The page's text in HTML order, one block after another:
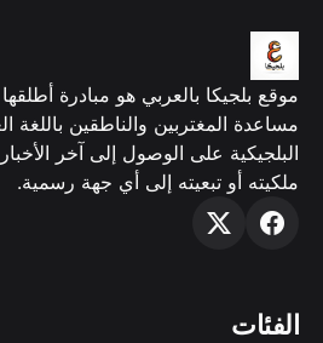
موقع بلجيكا بالعربي هو مبادرة
مساعدة المغتربين والناطقين باللغة
البلجيكية على الوصول إلى آخر
ملكيته أو تبعيته إلى أي جهة رسمية.
الفئات